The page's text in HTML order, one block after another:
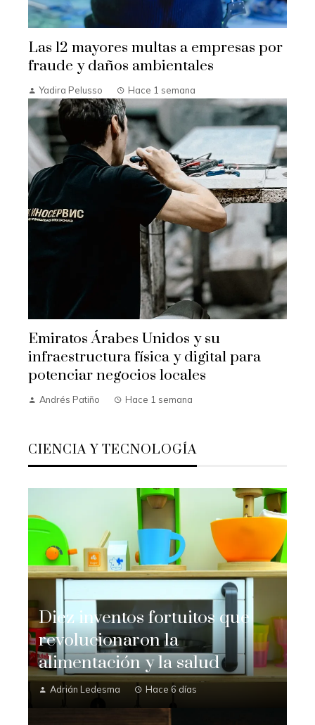
Las 12 mayores multas a empresas por
fraude y daños ambientales
Yadira Pelusso Hace 1 semana
Emiratos Árabes Unidos y su
infraestructura física y digital para
potenciar negocios locales
Andrés Patiño Hace 1 semana
CIENCIA Y TECNOLOGÍA
Diez inventos fortuitos que
revolucionaron la
alimentación y la salud
Adrián Ledesma Hace 6 días